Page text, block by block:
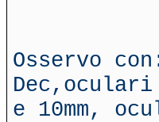
Osservo
e 10mm,